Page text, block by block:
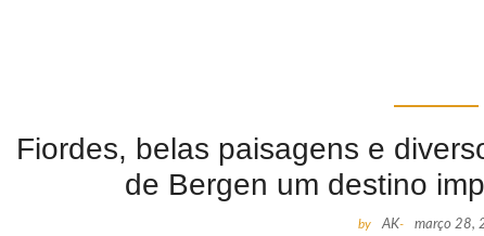
Fiordes, belas paisagens e
de Bergen um destino
by AK- março 28,